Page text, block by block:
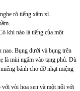
rõ tiếng xẩm xì.
khi nào là tiếng của một
Bụng dưới và bụng trên
là mùi ngấm vào tạng phủ. Dù
bánh cho đỡ nhạt miệng
vòi hoa sen và một nối với